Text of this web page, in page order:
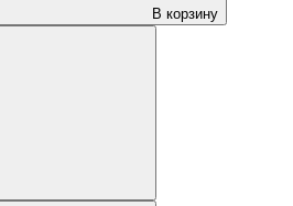
В корзину